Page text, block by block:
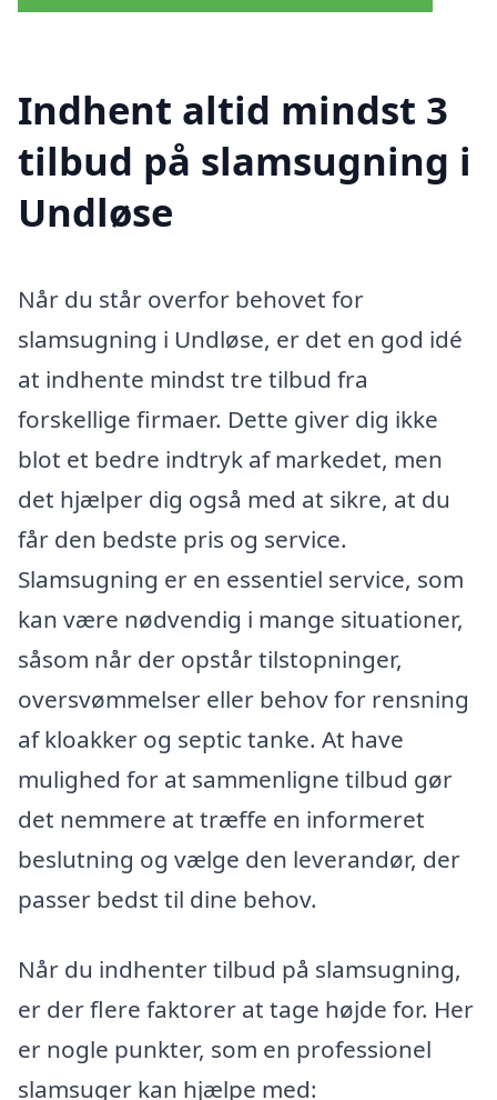
Indhent altid mindst 3
tilbud på slamsugning i
Undløse
Når du står overfor behovet for
slamsugning i Undløse, er det en god idé
at indhente mindst tre tilbud fra
forskellige firmaer. Dette giver dig ikke
blot et bedre indtryk af markedet, men
det hjælper dig også med at sikre, at du
får den bedste pris og service.
Slamsugning er en essentiel service, som
kan være nødvendig i mange situationer,
såsom når der opstår tilstopninger,
oversvømmelser eller behov for rensning
af kloakker og septic tanke. At have
mulighed for at sammenligne tilbud gør
det nemmere at træffe en informeret
beslutning og vælge den leverandør, der
passer bedst til dine behov.
Når du indhenter tilbud på slamsugning,
er der flere faktorer at tage højde for. Her
er nogle punkter, som en professionel
slamsuger kan hjælpe med: